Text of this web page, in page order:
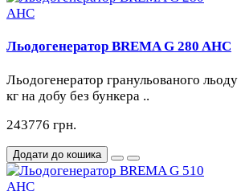
Льодогенератор BREMA G 280 AHC
Льодогенератор гранульованого
кг на добу без бункера ..
243776 грн.
Додати до кошика